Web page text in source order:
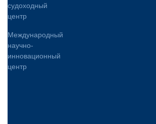
судоходный
центр
Международный
научно-
инновационный
центр